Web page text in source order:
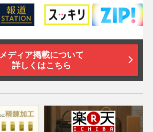
メディア掲載について
詳しくはこちら